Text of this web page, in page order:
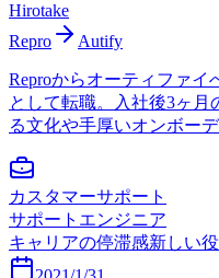
Hirotake
Repro
Autify
Reproからオーティファ
として転職。入社後3ヶ
る文化や手厚いオンボー
カスタマーサポート
サポートエンジニア
キャリアの停滞感新しい